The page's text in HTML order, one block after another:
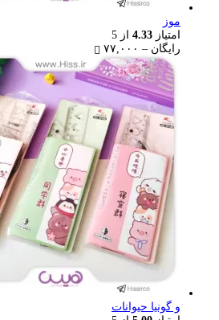
موز
امتیاز 4.33 از 5
رایگان – ۷۷,۰۰۰
range:
رایگان
through
۷۷,۰۰۰ تومان
و گونیا حیوانات